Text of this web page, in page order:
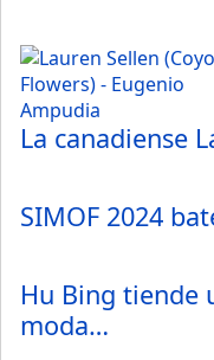
La canadiense
SIMOF 2024
Hu Bing tiende
moda…